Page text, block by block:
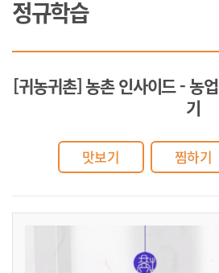
정규학습
[귀농귀촌] 농촌 인사이드 - 농
기
맛보기 찜하기